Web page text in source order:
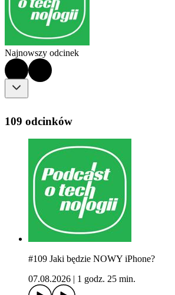
Najnowszy odcinek
109 odcinków
#109 Jaki będzie NOWY iPhone?
07.08.2026
1 godz. 25 min.